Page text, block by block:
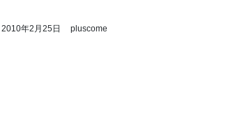
2010年2月25日 pluscome